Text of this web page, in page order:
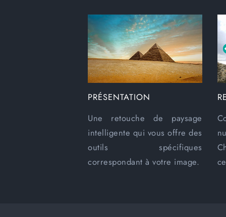
PRÉSENTATION
Une retouche de paysage
intelligente qui vous offre des
outils spécifiques
correspondant à votre image.